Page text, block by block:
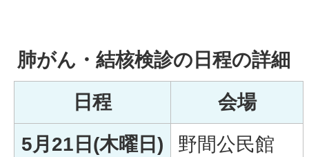
肺がん・結核検診の日程の詳細
日程
会場
5月21日(木曜日)
野間公民館